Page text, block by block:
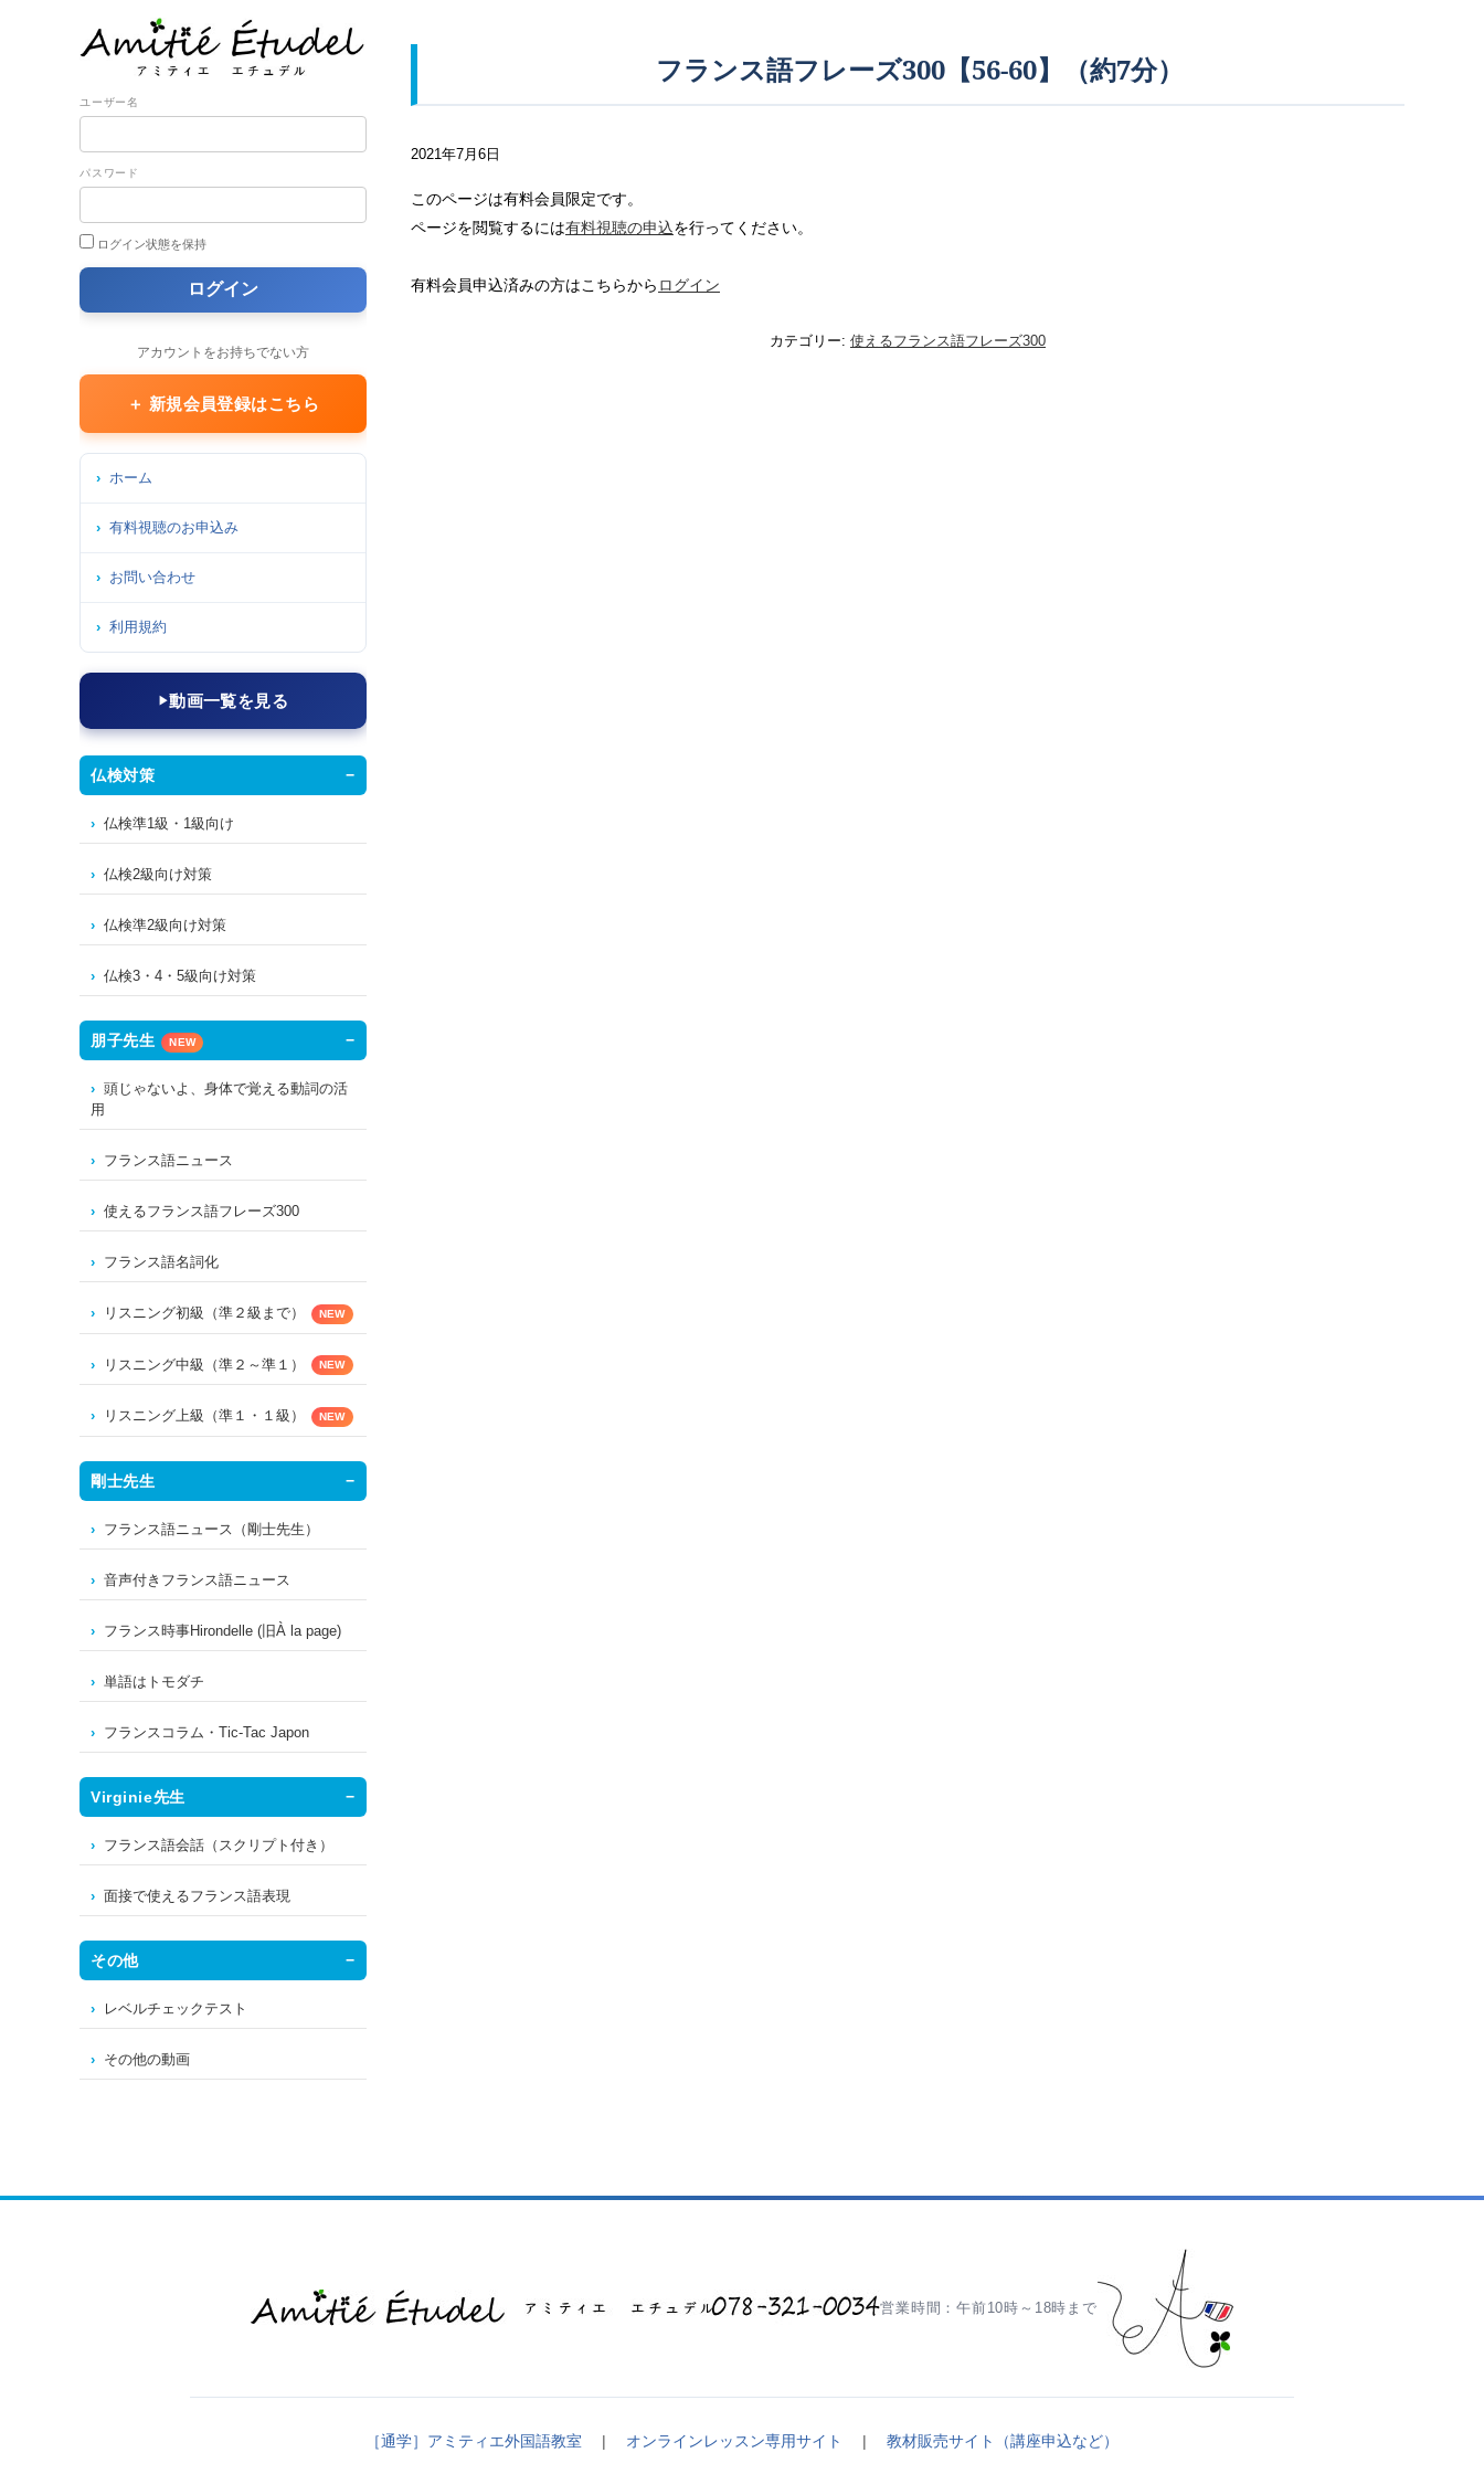
フランス語フレーズ300【56-60】（約7分）
2021年7月6日
このページは有料会員限定です。
ページを閲覧するには有料視聴の申込を行ってください。
有料会員申込済みの方はこちらから ログイン
カテゴリー: 使えるフランス語フレーズ300
ユーザー名
パスワード
ログイン状態を保持
アカウントをお持ちでない方
＋ 新規会員登録はこちら
ホーム
有料視聴のお申込み
お問い合わせ
利用規約
動画一覧を見る
仏検対策
仏検準1級・1級向け
仏検2級向け対策
仏検準2級向け対策
仏検3・4・5級向け対策
朋子先生 NEW
頭じゃないよ、身体で覚える動詞の活
用
フランス語ニュース
使えるフランス語フレーズ300
フランス語名詞化
リスニング初級（準２級まで） NEW
リスニング中級（準２～準１） NEW
リスニング上級（準１・１級） NEW
剛士先生
フランス語ニュース（剛士先生）
音声付きフランス語ニュース
フランス時事Hirondelle (旧À la page)
単語はトモダチ
フランスコラム・Tic-Tac Japon
Virginie先生
フランス語会話（スクリプト付き）
面接で使えるフランス語表現
その他
レベルチェックテスト
その他の動画
営業時間：午前10時～18時まで
［通学］アミティエ外国語教室 | オンラインレッスン専用サイト | 教材販売サイト（講座申込など）